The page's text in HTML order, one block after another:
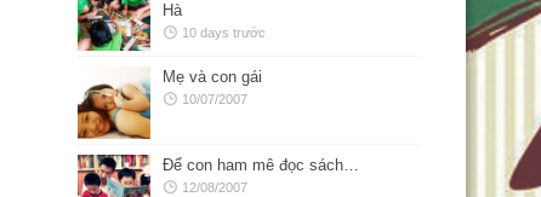
Hà
10 days trước
Mẹ và con gái
10/07/2007
Để con ham mê đọc sách…
12/08/2007